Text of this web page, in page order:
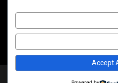
ಕಾಲಿಗೆ
|Theme: News Portal
Accept